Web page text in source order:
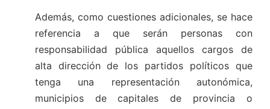
Además, como cuestiones adicionales, se hace
referencia a que serán personas con
responsabilidad pública aquellos cargos de
alta dirección de los partidos políticos que
tenga una representación autonómica,
municipios de capitales de provincia o